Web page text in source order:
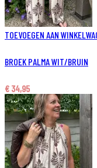
TOEVOEGEN AAN
BROEK PALMA WIT/BRUIN
€ 34,95